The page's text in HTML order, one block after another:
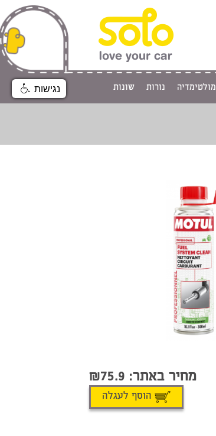
מולטימדיה נורות שונות
מחיר באתר: 75.9
הוסף לעגלה
נגישות